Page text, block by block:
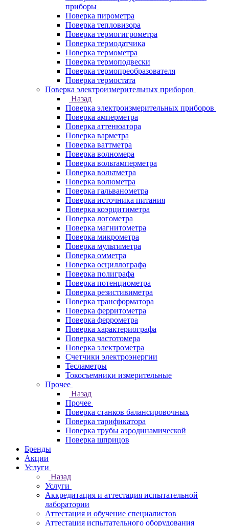
приборы
Поверка пирометра
Поверка тепловизора
Поверка термогигрометра
Поверка термодатчика
Поверка термометра
Поверка термоподвески
Поверка термопреобразователя
Поверка термостата
Поверка электроизмерительных приборов
Назад
Поверка электроизмерительных приборов
Поверка амперметра
Поверка аттенюатора
Поверка варметра
Поверка ваттметра
Поверка волномера
Поверка вольтамперметра
Поверка вольтметра
Поверка волюметра
Поверка гальванометра
Поверка источника питания
Поверка коэрцитиметра
Поверка логометра
Поверка магнитометра
Поверка микрометра
Поверка мультиметра
Поверка омметра
Поверка осциллографа
Поверка полиграфа
Поверка потенциометра
Поверка резистивиметра
Поверка трансформатора
Поверка ферритометра
Поверка феррометра
Поверка характериографа
Поверка частотомера
Поверка электрометра
Счетчики электроэнергии
Тесламетры
Токосъемники измерительные
Прочее
Назад
Прочее
Поверка станков балансировочных
Поверка тарификатора
Поверка трубы аэродинамической
Поверка шприцов
Бренды
Акции
Услуги
Назад
Услуги
Аккредитация и аттестация испытательной
лаборатории
Аттестация и обучение специалистов
Аттестация испытательного оборудования